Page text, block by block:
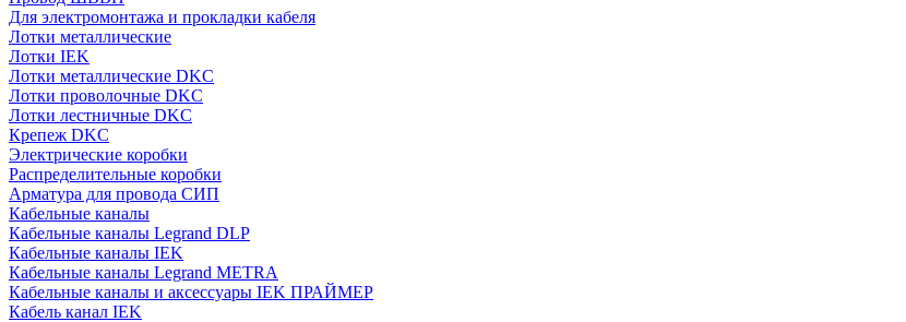
Для электромонтажа и прокладки кабеля
Лотки металлические
Лотки IEK
Лотки металлические DKC
Лотки проволочные DKC
Лотки лестничные DKC
Крепеж DKC
Электрические коробки
Распределительные коробки
Арматура для провода СИП
Кабельные каналы
Кабельные каналы Legrand DLP
Кабельные каналы IEK
Кабельные каналы Legrand METRA
Кабельные каналы и аксессуары IEK ПРАЙМЕР
Кабель канал IEK